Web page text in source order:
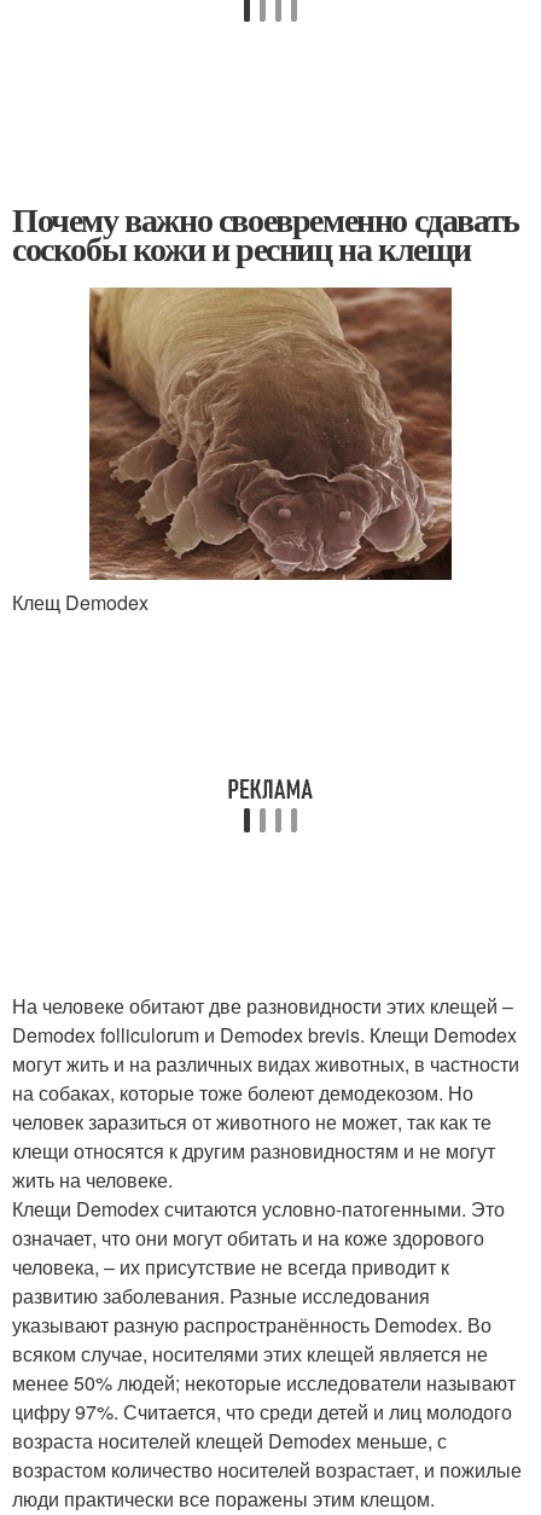
Почему важно своевременно сдавать
соскобы кожи и ресниц на клещи
Клещ Demodex
На человеке обитают две разновидности этих клещей –
Demodex folliculorum и Demodex brevis. Клещи Demodex
могут жить и на различных видах животных, в частности
на собаках, которые тоже болеют демодекозом. Но
человек заразиться от животного не может, так как те
клещи относятся к другим разновидностям и не могут
жить на человеке.
Клещи Demodex считаются условно-патогенными. Это
означает, что они могут обитать и на коже здорового
человека, – их присутствие не всегда приводит к
развитию заболевания. Разные исследования
указывают разную распространённость Demodex. Во
всяком случае, носителями этих клещей является не
менее 50% людей; некоторые исследователи называют
цифру 97%. Считается, что среди детей и лиц молодого
возраста носителей клещей Demodex меньше, с
возрастом количество носителей возрастает, и пожилые
люди практически все поражены этим клещом.